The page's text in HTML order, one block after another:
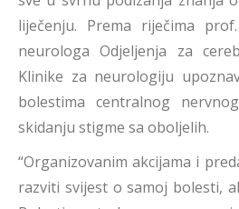
liječenju. Prema riječima
neurologa Odjeljenja za
Klinike za neurologiju
bolestima centralnog
skidanju stigme sa oboljelih.
“Organizovanim akcijama i
razviti svijest o samoj bolesti,